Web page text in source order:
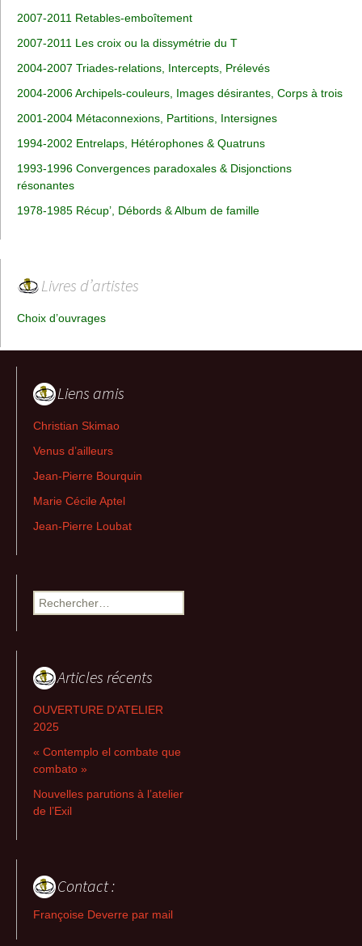
2007-2011 Retables-emboîtement
2007-2011 Les croix ou la dissymétrie du T
2004-2007 Triades-relations, Intercepts, Prélevés
2004-2006 Archipels-couleurs, Images désirantes, Corps à trois
2001-2004 Métaconnexions, Partitions, Intersignes
1994-2002 Entrelaps, Hétérophones & Quatruns
1993-1996 Convergences paradoxales & Disjonctions
résonantes
1978-1985 Récup’, Débords & Album de famille
Livres d’artistes
Choix d’ouvrages
Liens amis
Christian Skimao
Venus d’ailleurs
Jean-Pierre Bourquin
Marie Cécile Aptel
Jean-Pierre Loubat
Rechercher :
Articles récents
OUVERTURE D’ATELIER
2025
« Contemplo el combate que
combato »
Nouvelles parutions à l’atelier
de l’Exil
Contact :
Françoise Deverre par mail